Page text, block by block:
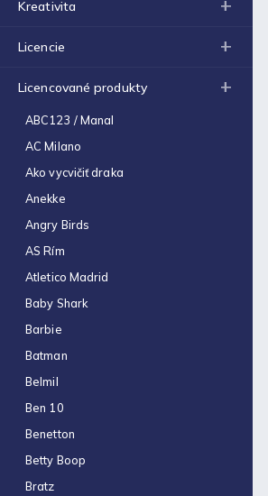
Kreativita
Licencie
Licencované produkty
ABC123 / Manal
AC Milano
Ako vycvičiť draka
Anekke
Angry Birds
AS Rím
Atletico Madrid
Baby Shark
Barbie
Batman
Belmil
Ben 10
Benetton
Betty Boop
Bratz
1ks
Výkres školský A3 (180g) -
€0,12
€0,22
0,7mm modrá
Zošit 523
€0,31
zásobníkom Antilop 5027
€0,86
€0,70